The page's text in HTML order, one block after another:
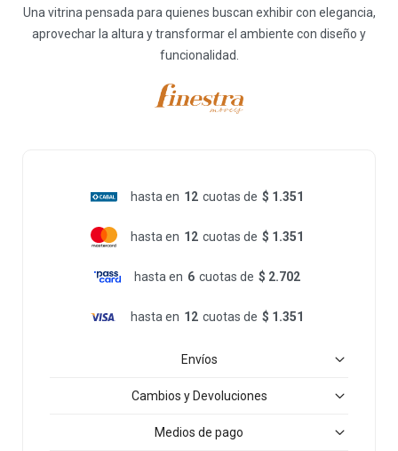
Una vitrina pensada para quienes buscan exhibir con elegancia,
aprovechar la altura y transformar el ambiente con diseño y
funcionalidad.
hasta en 12 cuotas de $ 1.351
hasta en 12 cuotas de $ 1.351
hasta en 6 cuotas de $ 2.702
hasta en 12 cuotas de $ 1.351
Envíos
Cambios y Devoluciones
Medios de pago